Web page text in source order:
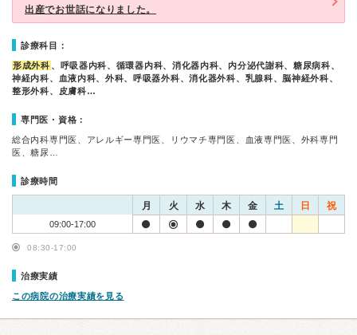
出産でお世話になりました。
診療科目：
形成外科 、呼吸器内科、循環器内科、消化器内科、内分泌代謝科、糖尿病科、
神経内科、血液内科、外科、呼吸器外科、消化器外科、乳腺科、脳神経外科、
整形外科、皮膚科…
専門医・資格：
総合内科専門医、アレルギー専門医、リウマチ専門医、血液専門医、外科専門
医、糖尿…
診療時間
月 火 水 木 金 土 日 祝
09:00-17:00
08:30-17:00
治療実績
この病院の治療実績を見る